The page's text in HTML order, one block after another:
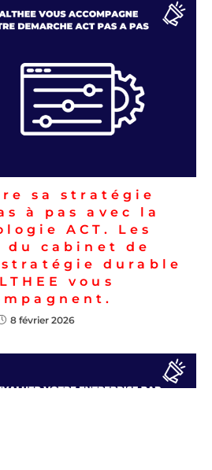
sa stratégie
à pas avec la
ACT. Les
du cabinet de
durable
vous
8 février 2026